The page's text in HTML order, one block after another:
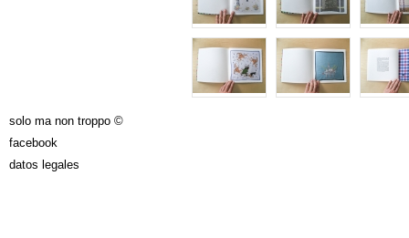
solo ma non troppo ©
facebook
datos legales